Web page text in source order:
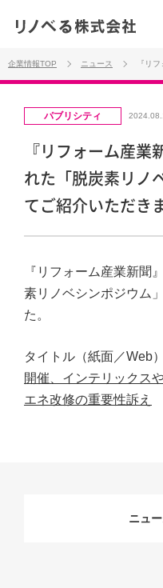
企業情報TOP ニュース 『リ
パブリシティ
『リフォーム産
れた「脱炭素リノ
てご紹介いただき
『リフォーム産業新聞
素リノベシンポジウム
た。
タイトル（紙面／Web）
開催、インテリックス
エネ改修の重要性訴え
ニュ